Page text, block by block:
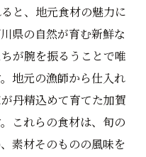
と、地元食材の魅力に
県の自然が育む新鮮な
が腕を振るうことで唯
地元の漁師から仕入れ
丹精込めて育てた加賀
これらの食材は、旬の
素材そのものの風味を